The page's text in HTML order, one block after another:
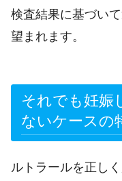
検査結果に基づい
望まれます。
それでも妊娠
ないケースの
ルトラールを正し